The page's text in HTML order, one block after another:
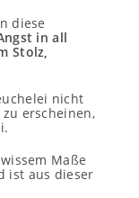
diese
in all
Stolz,
nicht
erscheinen,
Maße
ist aus dieser